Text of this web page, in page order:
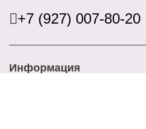
+7 (927) 007-80-20
Информация